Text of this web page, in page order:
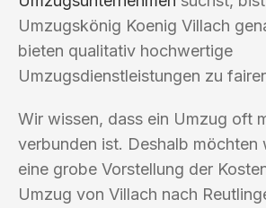
Umzugskönig Koenig Villach
bieten qualitativ hochwertige
Umzugsdienstleistungen zu
Wir wissen, dass ein Umzug oft
verbunden ist. Deshalb möchten
eine grobe Vorstellung der
Umzug von Villach nach